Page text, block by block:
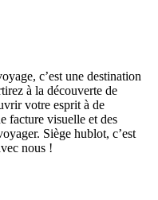
c’est une destination
à la découverte de
votre esprit à de
facture visuelle et des
Siège hublot, c’est
nous !